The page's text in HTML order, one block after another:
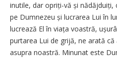
inutile, dar opriți-vă și nădăjduiți,
pe Dumnezeu și lucrarea Lui în
lucrează El în viața voastră,
purtarea Lui de grijă, ne arată
asupra noastră. Minunat este